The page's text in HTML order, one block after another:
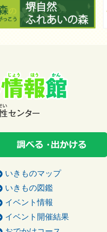
いきものマップ
いきもの図鑑
イベント情報
イベント開催結果